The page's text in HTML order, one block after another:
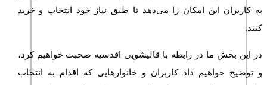
به کاربران این امکان را می‌دهد تا طبق نیاز خود انتخاب و خرید
کنند.
در این بخش ما در رابطه با قالیشویی اقدسیه صحبت خواهیم کرد،
و توضیح خواهیم داد کاربران و خانوارهایی که اقدام به انتخاب